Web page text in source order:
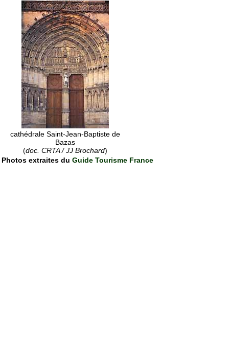
cathédrale Saint-Jean-Baptiste de
Bazas
(doc. CRTA / JJ Brochard)
Photos extraites du Guide Tourisme France